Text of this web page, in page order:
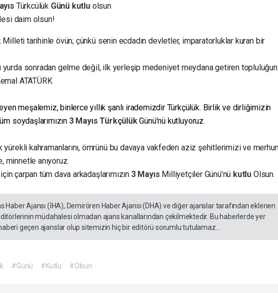
Türkcülük Günü kutlu olsun
daim olsun!
Milleti tarihinle övün; çünkü senin ecdadın devletler, imparatorluklar kuran bir
yurda sonradan gelme değil, ilk yerleşip medeniyet meydana getiren topluluğun
ATATÜRK
meşalemiz, binlerce yıllık şanlı irademizdir Türkçülük. Birlik ve dirliğimizin
soydaşlarımızın 3 MayısTürkçülükGünü’nü kutluyoruz.
yürekli kahramanlarını, ömrünü bu davaya vakfeden aziz şehitlerimizi ve
minnetle anıyoruz.
çarpan tüm dava arkadaşlarımızın 3 Mayıs Milliyetçiler Günü’nü kutlu Olsun.
Haber Ajansı (İHA), Demirören Haber Ajansı (DHA) ve diğer ajanslar tarafından eklenen
müdahalesi olmadan ajans kanallarından çekilmektedir. Bu haberlerde yer
geçen ajanslar olup sitemizin hiç bir editörü sorumlu tutulamaz...
#Günü #Kutlu #Olsun